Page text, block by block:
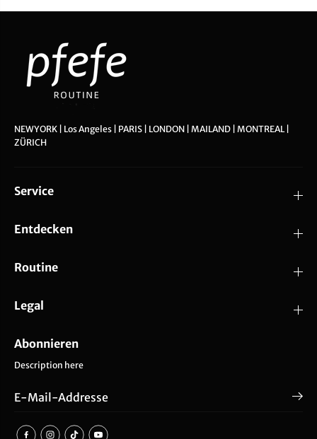
NEWYORK | Los Angeles | PARIS | LONDON | MAILAND | MONTREAL |
ZÜRICH
Service
Entdecken
Routine
Legal
Abonnieren
Description here